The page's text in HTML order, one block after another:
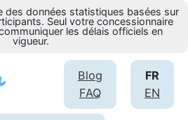
des données statistiques basées sur
Seul votre concessionnaire
les délais officiels en
vigueur.
FR
EN
Blog
FAQ